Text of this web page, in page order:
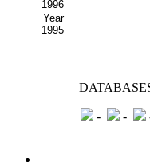
1996
Year
1995
- -